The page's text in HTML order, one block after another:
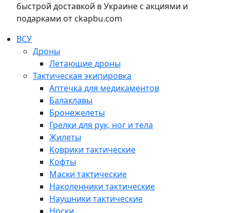
быстрой доставкой в Украине с акциями и
подарками от ckapbu.com
ВСУ
Дроны
Летающие дроны
Тактическая экипировка
Аптечка для медикаментов
Балаклавы
Бронежелеты
Грелки для рук, ног и тела
Жилеты
Коврики тактические
Кофты
Маски тактические
Наколенники тактические
Наушники тактические